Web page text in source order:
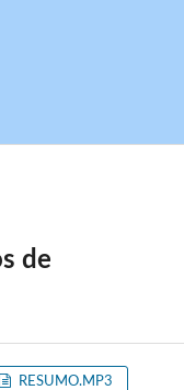
de
RESUMO.MP3